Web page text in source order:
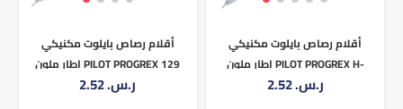
أقلام رصاص بايلوت مكنيكي
اطار ملون PILOT PROGREX 129
0.9MM
2.52 ر.س.‏
أقلام رصاص بايلوت مكنيكي
اطار ملون PILOT PROGREX H-
123 0.3MM
2.52 ر.س.‏